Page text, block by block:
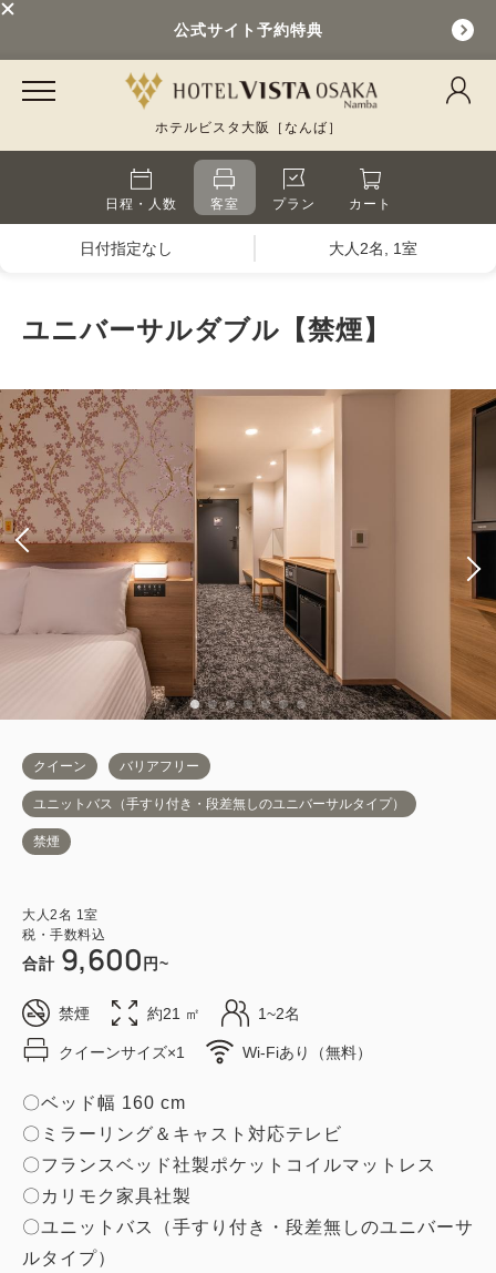
公式サイト予約特典
ホテルビスタ大阪［なんば］
日程・人数 客室 プラン カート
日付指定なし 大人2名, 1室
ユニバーサルダブル【禁煙】
クイーン バリアフリー
ユニットバス（手すり付き・段差無しのユニバーサルタイプ）
禁煙
大人2名 1室
税・手数料込
合計 9,600 円~
禁煙 約21 ㎡ 1~2名
クイーンサイズ×1 Wi-Fiあり（無料）
〇ベッド幅 160 cm
〇ミラーリング＆キャスト対応テレビ
〇フランスベッド社製ポケットコイルマットレス
〇カリモク家具社製
〇ユニットバス（手すり付き・段差無しのユニバーサ
ルタイプ）